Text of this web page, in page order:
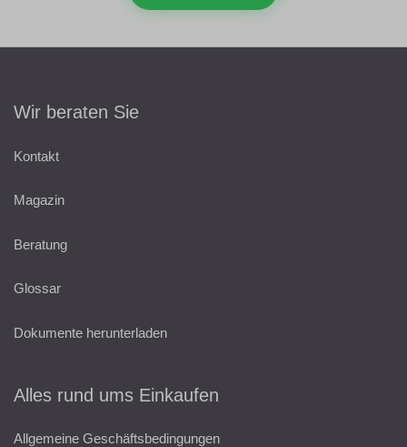
Wir beraten Sie
Kontakt
Magazin
Beratung
Glossar
Dokumente herunterladen
Alles rund ums Einkaufen
Allgemeine Geschäftsbedingungen